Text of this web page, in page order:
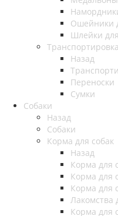
Ошейники
Шлейки
Назад
Переноски
Сумки
Собаки
Назад
Собаки
Корма для собак
Назад
Корма для
Корма для
Корма для
Лакомства
Корма для